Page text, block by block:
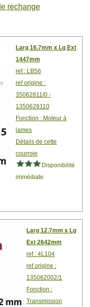
rechange
Larg 16.7mm x Lg Ext
1447mm
ref : LB56
ref origine :
35062811/0 -
1350628110
Fonction : Moteur à
lames
Détails de cette
courroie
Disponibilité
immédiate
Larg 12.7mm x Lg
Ext 2642mm
ref : 4L104
ref origine :
135062002/1
Fonction :
Transmission